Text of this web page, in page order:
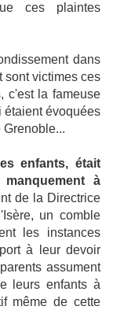
ces plaintes
dans
sont victimes ces
c'est la fameuse
étaient évoquées
enfants, était
à
de la Directrice
un comble
les instances
à leur devoir
assument
leurs enfants à
même de cette